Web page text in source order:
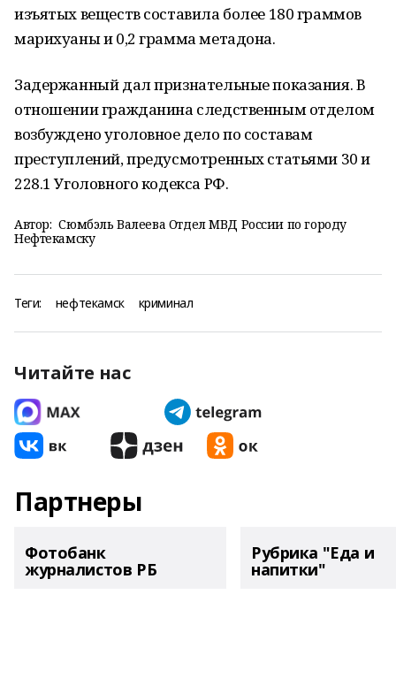
изъятых веществ составила более 180 граммов
марихуаны и 0,2 грамма метадона.
Задержанный дал признательные показания. В
отношении гражданина следственным отделом
возбуждено уголовное дело по составам
преступлений, предусмотренных статьями 30 и
228.1 Уголовного кодекса РФ.
Автор: Сюмбэль Валеева Отдел МВД России по городу
Нефтекамску
Теги: нефтекамск криминал
Читайте нас
Партнеры
Фотобанк
журналистов РБ
Рубрика "Еда и
напитки"